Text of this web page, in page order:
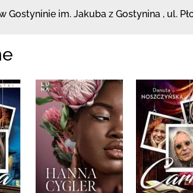
Gostyninie im. Jakuba z Gostynina , ul.